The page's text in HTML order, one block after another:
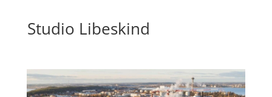
Studio Libeskind